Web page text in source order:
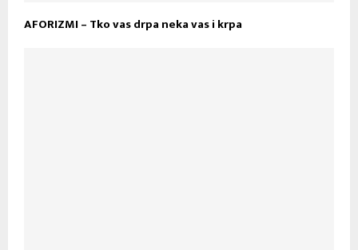
AFORIZMI – Tko vas drpa neka vas i krpa